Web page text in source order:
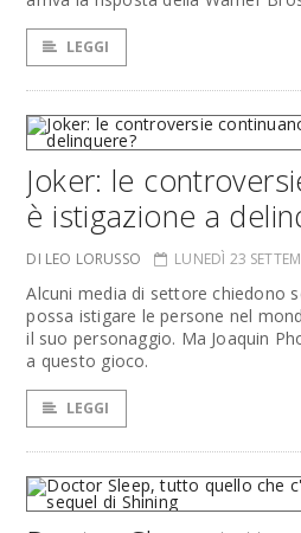
LEGGI
Joker: le
è istigazione a
DI LEO LORUSSO LUNEDÌ 23
Alcuni media di settore chiedono
possa istigare le persone nel
il suo personaggio. Ma Joaquin
a questo gioco.
LEGGI